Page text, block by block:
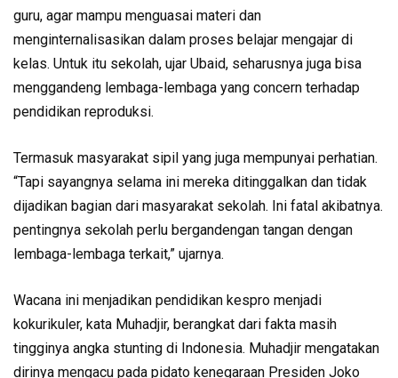
guru, agar mampu menguasai materi dan
menginternalisasikan dalam proses belajar mengajar di
kelas. Untuk itu sekolah, ujar Ubaid, seharusnya juga bisa
menggandeng lembaga-lembaga yang concern terhadap
pendidikan reproduksi.
Termasuk masyarakat sipil yang juga mempunyai perhatian.
“Tapi sayangnya selama ini mereka ditinggalkan dan tidak
dijadikan bagian dari masyarakat sekolah. Ini fatal akibatnya.
pentingnya sekolah perlu bergandengan tangan dengan
lembaga-lembaga terkait,” ujarnya.
Wacana ini menjadikan pendidikan kespro menjadi
kokurikuler, kata Muhadjir, berangkat dari fakta masih
tingginya angka stunting di Indonesia. Muhadjir mengatakan
dirinya mengacu pada pidato kenegaraan Presiden Joko